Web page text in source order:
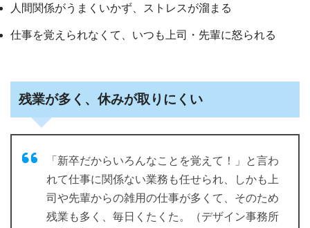
人間関係がうまくいかず、ストレスが溜まる
仕事を覚えられなくて、いつも上司・先輩に怒られる
残業が多く、休みが取りにくい
「新卒だからいろんなことを覚えて！」と言わ
れて仕事に関係ない業務も任せられ、しかも上
司や先輩からの雑用の仕事が多くて、そのため
残業も多く、毎日くたくた。（デザイン事務所